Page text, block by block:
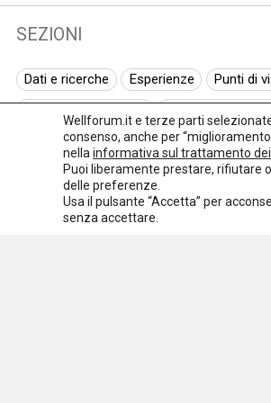
SEZIONI
Dati e ricerche Esperienze
Punti di
Normativa europea
Rassegna
I seminari di Welforum
Eventi
Spazio ai promotori
Wellforum.it e terze parti
consenso, anche per
nella informativa sul trattamento
Puoi liberamente prestare, rifiutare
delle preferenze.
Usa il pulsante “Accetta” per
senza accettare.